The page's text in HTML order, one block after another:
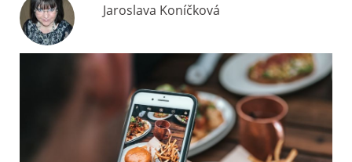
Jaroslava Koníčková